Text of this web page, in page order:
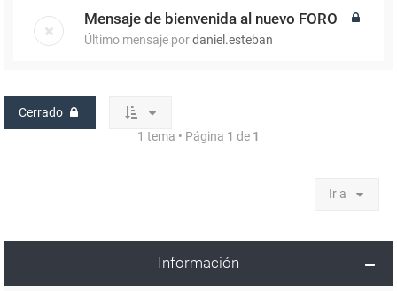
Mensaje de bienvenida al nuevo FORO
Último mensaje pordaniel.esteban
Cerrado
1 tema • Página 1 de 1
Ir a
Información